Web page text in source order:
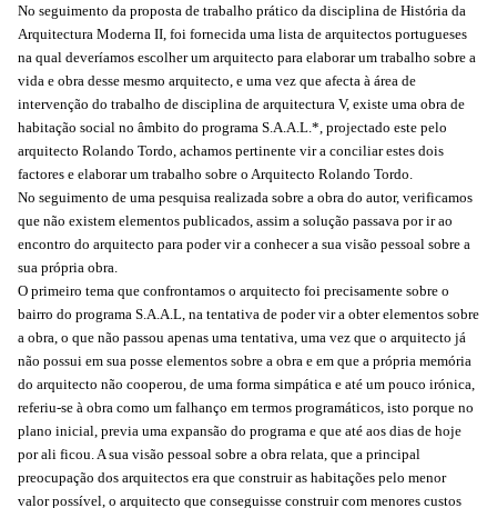
No seguimento da proposta de trabalho prático da disciplina de História da
Arquitectura Moderna II, foi fornecida uma lista de arquitectos portugueses
na qual deveríamos escolher um arquitecto para elaborar um trabalho sobre a
vida e obra desse mesmo arquitecto, e uma vez que afecta à área de
intervenção do trabalho de disciplina de arquitectura V, existe uma obra de
habitação social no âmbito do programa S.A.A.L.*, projectado este pelo
arquitecto Rolando Tordo, achamos pertinente vir a conciliar estes dois
factores e elaborar um trabalho sobre o Arquitecto Rolando Tordo.
No seguimento de uma pesquisa realizada sobre a obra do autor, verificamos
que não existem elementos publicados, assim a solução passava por ir ao
encontro do arquitecto para poder vir a conhecer a sua visão pessoal sobre a
sua própria obra.
O primeiro tema que confrontamos o arquitecto foi precisamente sobre o
bairro do programa S.A.A.L, na tentativa de poder vir a obter elementos sobre
a obra, o que não passou apenas uma tentativa, uma vez que o arquitecto já
não possui em sua posse elementos sobre a obra e em que a própria memória
do arquitecto não cooperou, de uma forma simpática e até um pouco irónica,
referiu-se à obra como um falhanço em termos programáticos, isto porque no
plano inicial, previa uma expansão do programa e que até aos dias de hoje
por ali ficou. A sua visão pessoal sobre a obra relata, que a principal
preocupação dos arquitectos era que construir as habitações pelo menor
valor possível, o arquitecto que conseguisse construir com menores custos